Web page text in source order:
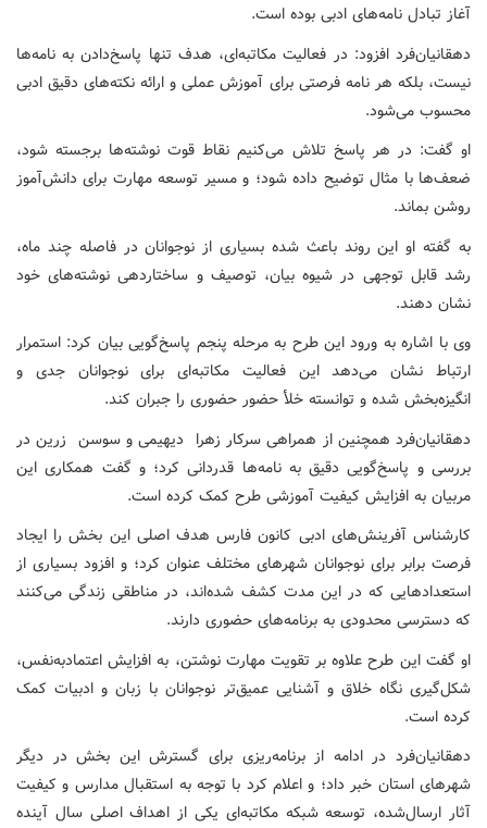
آغاز تبادل نامه‌های ادبی بوده است.
دهقانیان‌فرد افزود: در فعالیت مکاتبه‌ای، هدف تنها پاسخ‌دادن به نامه‌ها
نیست، بلکه هر نامه فرصتی برای آموزش عملی و ارائه نکته‌های دقیق ادبی
محسوب می‌شود.
او گفت: در هر پاسخ تلاش می‌کنیم نقاط قوت نوشته‌ها برجسته شود،
ضعف‌ها با مثال توضیح داده شود؛ و مسیر توسعه مهارت برای دانش‌آموز
روشن بماند.
به گفته او این روند باعث شده بسیاری از نوجوانان در فاصله چند ماه،
رشد قابل توجهی در شیوه بیان، توصیف و ساختاردهی نوشته‌های خود
نشان دهند.
وی با اشاره به ورود این طرح به مرحله پنجم پاسخ‌گویی بیان کرد: استمرار
ارتباط نشان می‌دهد این فعالیت مکاتبه‌ای برای نوجوانان جدی و
انگیزه‌بخش شده و توانسته خلأ حضور حضوری را جبران کند.
دهقانیان‌فرد همچنین از همراهی سرکار زهرا دیهیمی و سوسن زرین در
بررسی و پاسخ‌گویی دقیق به نامه‌ها قدردانی کرد؛ و گفت همکاری این
مربیان به افزایش کیفیت آموزشی طرح کمک کرده است.
کارشناس آفرینش‌های ادبی کانون فارس هدف اصلی این بخش را ایجاد
فرصت برابر برای نوجوانان شهرهای مختلف عنوان کرد؛ و افزود بسیاری از
استعدادهایی که در این مدت کشف شده‌اند، در مناطقی زندگی می‌کنند
که دسترسی محدودی به برنامه‌های حضوری دارند.
او گفت این طرح علاوه بر تقویت مهارت نوشتن، به افزایش اعتمادبه‌نفس،
شکل‌گیری نگاه خلاق و آشنایی عمیق‌تر نوجوانان با زبان و ادبیات کمک
کرده است.
دهقانیان‌فرد در ادامه از برنامه‌ریزی برای گسترش این بخش در دیگر
شهرهای استان خبر داد؛ و اعلام کرد با توجه به استقبال مدارس و کیفیت
آثار ارسال‌شده، توسعه شبکه مکاتبه‌ای یکی از اهداف اصلی سال آینده